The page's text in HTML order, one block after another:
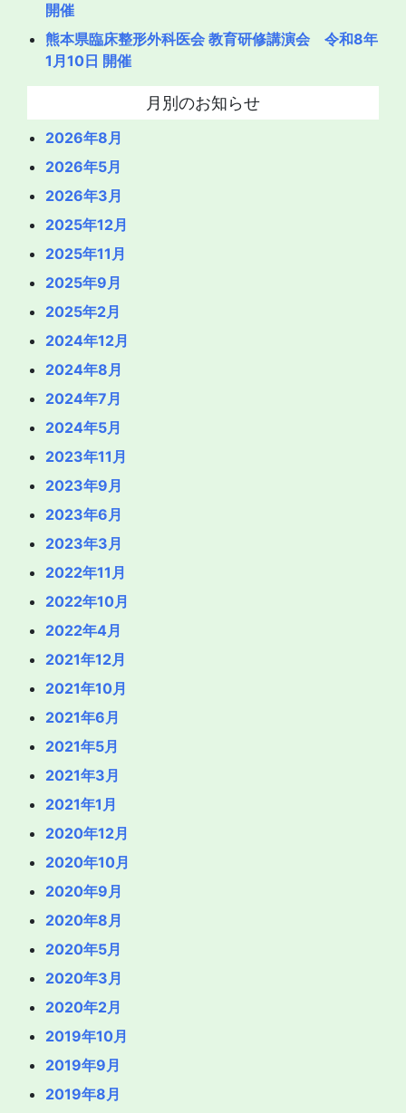
開催
熊本県臨床整形外科医会 教育研修講演会 令和8年
1月10日 開催
月別のお知らせ
2026年8月
2026年5月
2026年3月
2025年12月
2025年11月
2025年9月
2025年2月
2024年12月
2024年8月
2024年7月
2024年5月
2023年11月
2023年9月
2023年6月
2023年3月
2022年11月
2022年10月
2022年4月
2021年12月
2021年10月
2021年6月
2021年5月
2021年3月
2021年1月
2020年12月
2020年10月
2020年9月
2020年8月
2020年5月
2020年3月
2020年2月
2019年10月
2019年9月
2019年8月